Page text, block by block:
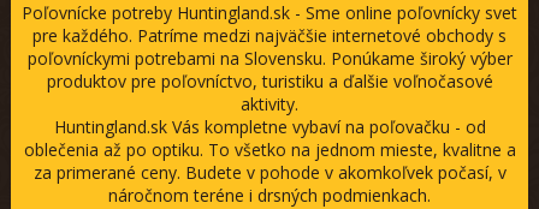
Poľovnícke potreby Huntingland.sk - Sme online poľovnícky svet
pre každého. Patríme medzi najväčšie internetové obchody s
poľovníckymi potrebami na Slovensku. Ponúkame široký výber
produktov pre poľovníctvo, turistiku a ďalšie voľnočasové
aktivity.
Huntingland.sk Vás kompletne vybaví na poľovačku - od
oblečenia až po optiku. To všetko na jednom mieste, kvalitne a
za primerané ceny. Budete v pohode v akomkoľvek počasí, v
náročnom teréne i drsných podmienkach.